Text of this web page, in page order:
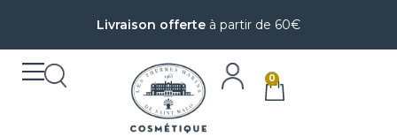
Livraison offerte à partir de 60€
0